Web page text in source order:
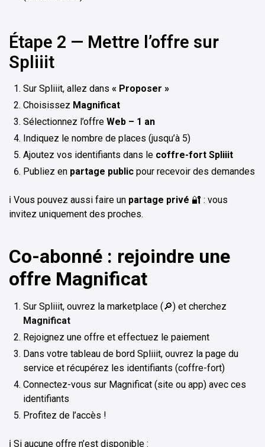
Étape 2 — Mettre l’offre sur
Spliiit
Sur Spliiit, allez dans « Proposer »
Choisissez Magnificat
Sélectionnez l’offre Web – 1 an
Indiquez le nombre de places (jusqu’à 5)
Ajoutez vos identifiants dans le coffre-fort Spliiit
Publiez en partage public pour recevoir des demandes
ℹ️ Vous pouvez aussi faire un partage privé 🔐 : vous
invitez uniquement des proches.
Co-abonné : rejoindre une
offre Magnificat
Sur Spliiit, ouvrez la marketplace (🔎) et cherchez
Magnificat
Rejoignez une offre et effectuez le paiement
Dans votre tableau de bord Spliiit, ouvrez la page du
service et récupérez les identifiants (coffre-fort)
Connectez-vous sur Magnificat (site ou app) avec ces
identifiants
Profitez de l’accès !
ℹ️ Si aucune offre n’est disponible :